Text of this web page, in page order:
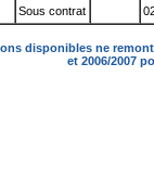
Sous contrat
disponibles ne
et 2006/2007